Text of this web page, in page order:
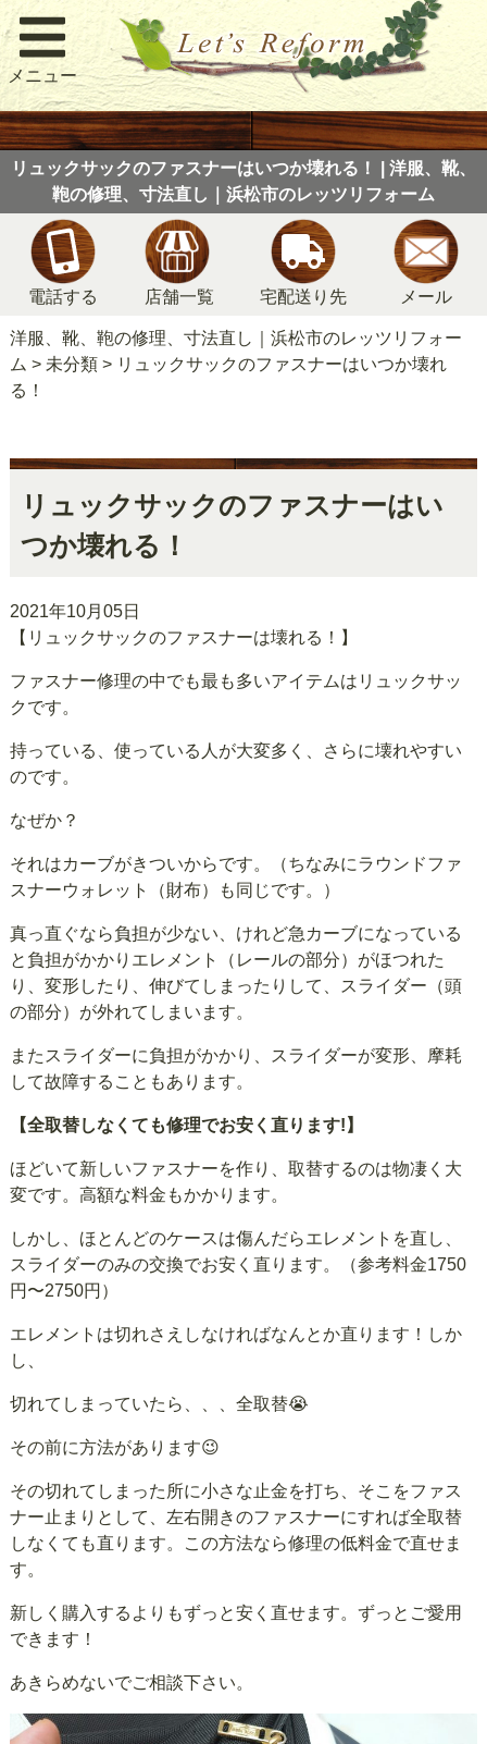
メニュー
リュックサックのファスナーはいつか壊れる！ | 洋服、靴、
鞄の修理、寸法直し｜浜松市のレッツリフォーム
電話する 店舗一覧 宅配送り先 メール
洋服、靴、鞄の修理、寸法直し｜浜松市のレッツリフォー
ム > 未分類> リュックサックのファスナーはいつか壊れ
る！
リュックサックのファスナーはい
つか壊れる！
2021年10月05日
【リュックサックのファスナーは壊れる！】
ファスナー修理の中でも最も多いアイテムはリュックサッ
クです。
持っている、使っている人が大変多く、さらに壊れやすい
のです。
なぜか？
それはカーブがきついからです。（ちなみにラウンドファ
スナーウォレット（財布）も同じです。）
真っ直ぐなら負担が少ない、けれど急カーブになっている
と負担がかかりエレメント（レールの部分）がほつれた
り、変形したり、伸びてしまったりして、スライダー（頭
の部分）が外れてしまいます。
またスライダーに負担がかかり、スライダーが変形、摩耗
して故障することもあります。
【全取替しなくても修理でお安く直ります!】
ほどいて新しいファスナーを作り、取替するのは物凄く大
変です。高額な料金もかかります。
しかし、ほとんどのケースは傷んだらエレメントを直し、
スライダーのみの交換でお安く直ります。（参考料金1750
円〜2750円）
エレメントは切れさえしなければなんとか直ります！しか
し、
切れてしまっていたら、、、全取替😭
その前に方法があります😉
その切れてしまった所に小さな止金を打ち、そこをファス
ナー止まりとして、左右開きのファスナーにすれば全取替
しなくても直ります。この方法なら修理の低料金で直せま
す。
新しく購入するよりもずっと安く直せます。ずっとご愛用
できます！
あきらめないでご相談下さい。